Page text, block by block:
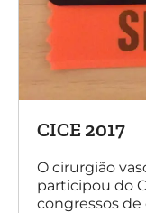
CICE 2017
O cirurgião
participou do
congressos